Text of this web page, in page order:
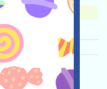
查阅详情